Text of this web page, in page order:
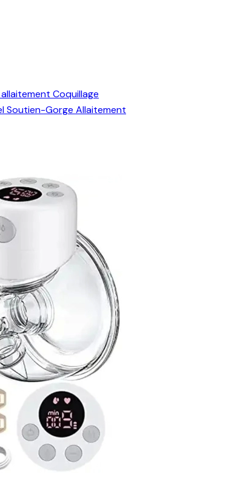
Coquillage
Soutien-Gorge Allaitement